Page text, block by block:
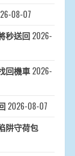
08-07
秒送回 2026-
回機車 2026-
2026-08-07
阱守荷包